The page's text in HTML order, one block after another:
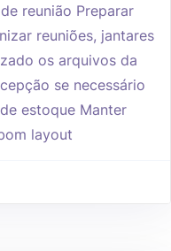
reunião Preparar
reuniões, jantares
os arquivos da
se necessário
estoque Manter
layout